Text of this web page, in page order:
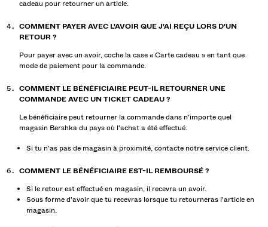
cadeau pour retourner un article.
COMMENT PAYER AVEC L'AVOIR QUE J'AI REÇU LORS D'UN
RETOUR ?
Pour payer avec un avoir, coche la case « Carte cadeau » en tant que
mode de paiement pour la commande.
COMMENT LE BÉNÉFICIAIRE PEUT-IL RETOURNER UNE
COMMANDE AVEC UN TICKET CADEAU ?
Le bénéficiaire peut retourner la commande dans n'importe quel
magasin Bershka du pays où l'achat a été effectué.
Si tu n'as pas de magasin à proximité, contacte notre service client.
COMMENT LE BÉNÉFICIAIRE EST-IL REMBOURSÉ ?
Si le retour est effectué en magasin, il recevra un avoir.
Sous forme d'avoir que tu recevras lorsque tu retourneras l'article en
magasin.